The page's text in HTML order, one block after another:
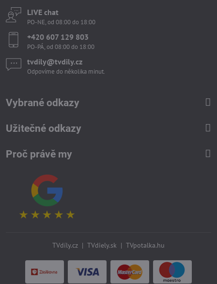
LIVE chat
PO-NE, od 08:00 do 18:00
+420 607 129 803
PO-PÁ, od 08:00 do 18:00
tvdily​@tvdily​.cz
Odpovíme do několika minut.
Vybrané odkazy
Užitečné odkazy
Proč právě my
TVdíly.cz | TVdiely.sk | TVpotalka.hu